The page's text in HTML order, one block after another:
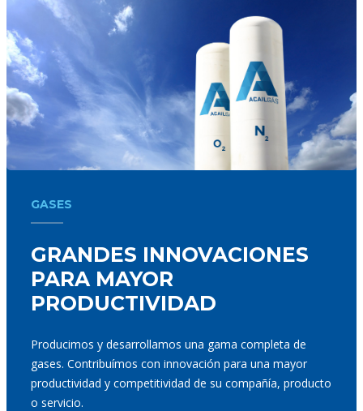
GASES
GRANDES INNOVACIONES
PARA MAYOR
PRODUCTIVIDAD
Producimos y desarrollamos una gama completa de
gases. Contribuímos con innovación para una mayor
productividad y competitividad de su compañía, producto
o servicio.